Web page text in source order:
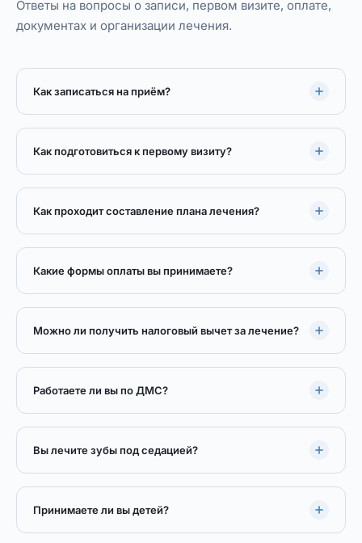
Ответы на вопросы о записи, первом визите, оплате,
документах и организации лечения.
Как записаться на приём?
Как подготовиться к первому визиту?
Как проходит составление плана лечения?
Какие формы оплаты вы принимаете?
Можно ли получить налоговый вычет за лечение?
Работаете ли вы по ДМС?
Вы лечите зубы под седацией?
Принимаете ли вы детей?